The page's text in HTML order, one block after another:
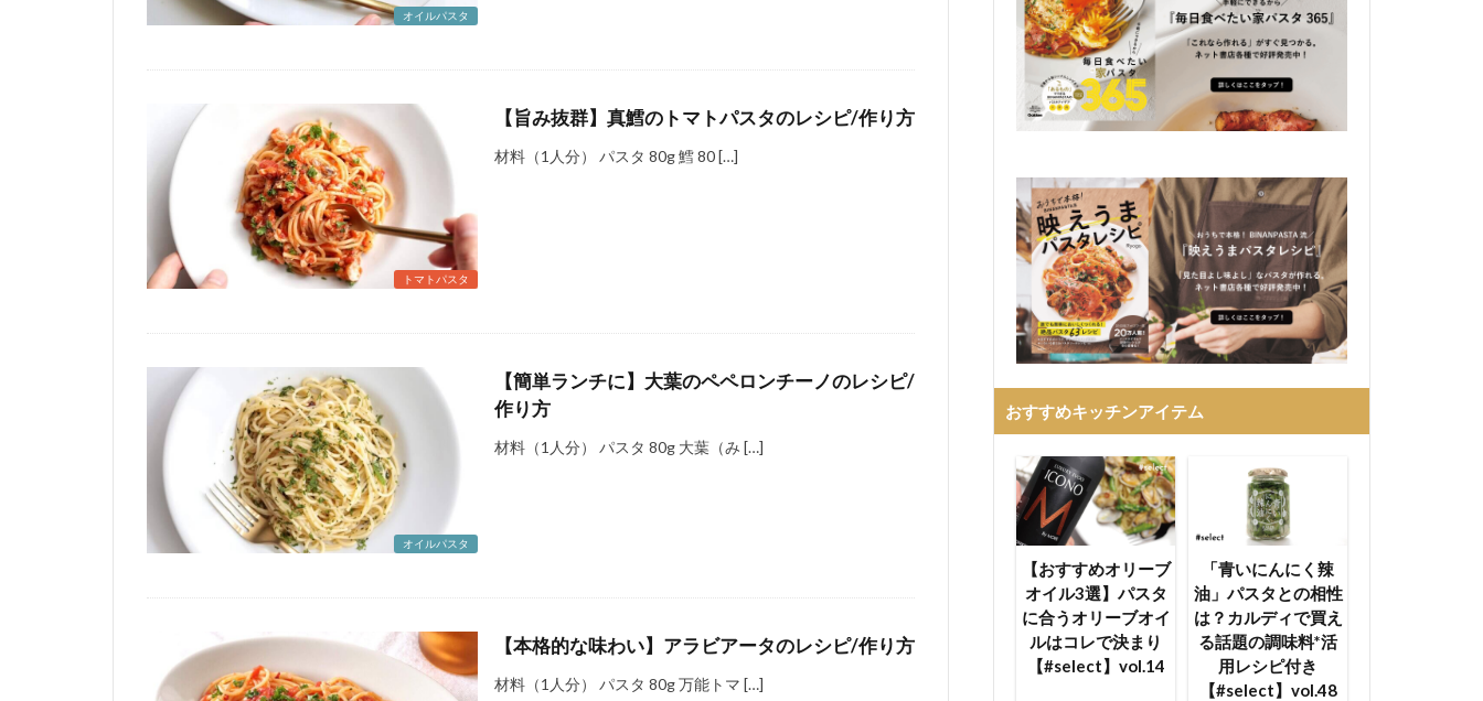
オイルパスタ
トマトパスタ
【旨み抜群】真鱈のトマトパスタのレシピ/作り方
材料（1人分） パスタ 80g 鱈 80 […]
オイルパスタ
【簡単ランチに】大葉のペペロンチーノのレシピ/
作り方
材料（1人分） パスタ 80g 大葉（み […]
【本格的な味わい】アラビアータのレシピ/作り方
材料（1人分） パスタ 80g 万能トマ […]
おすすめキッチンアイテム
【おすすめオリーブ
オイル3選】パスタ
に合うオリーブオイ
ルはコレで決まり
【#select】vol.14
「青いにんにく辣
油」パスタとの相性
は？カルディで買え
る話題の調味料*活
用レシピ付き
【#select】vol.48